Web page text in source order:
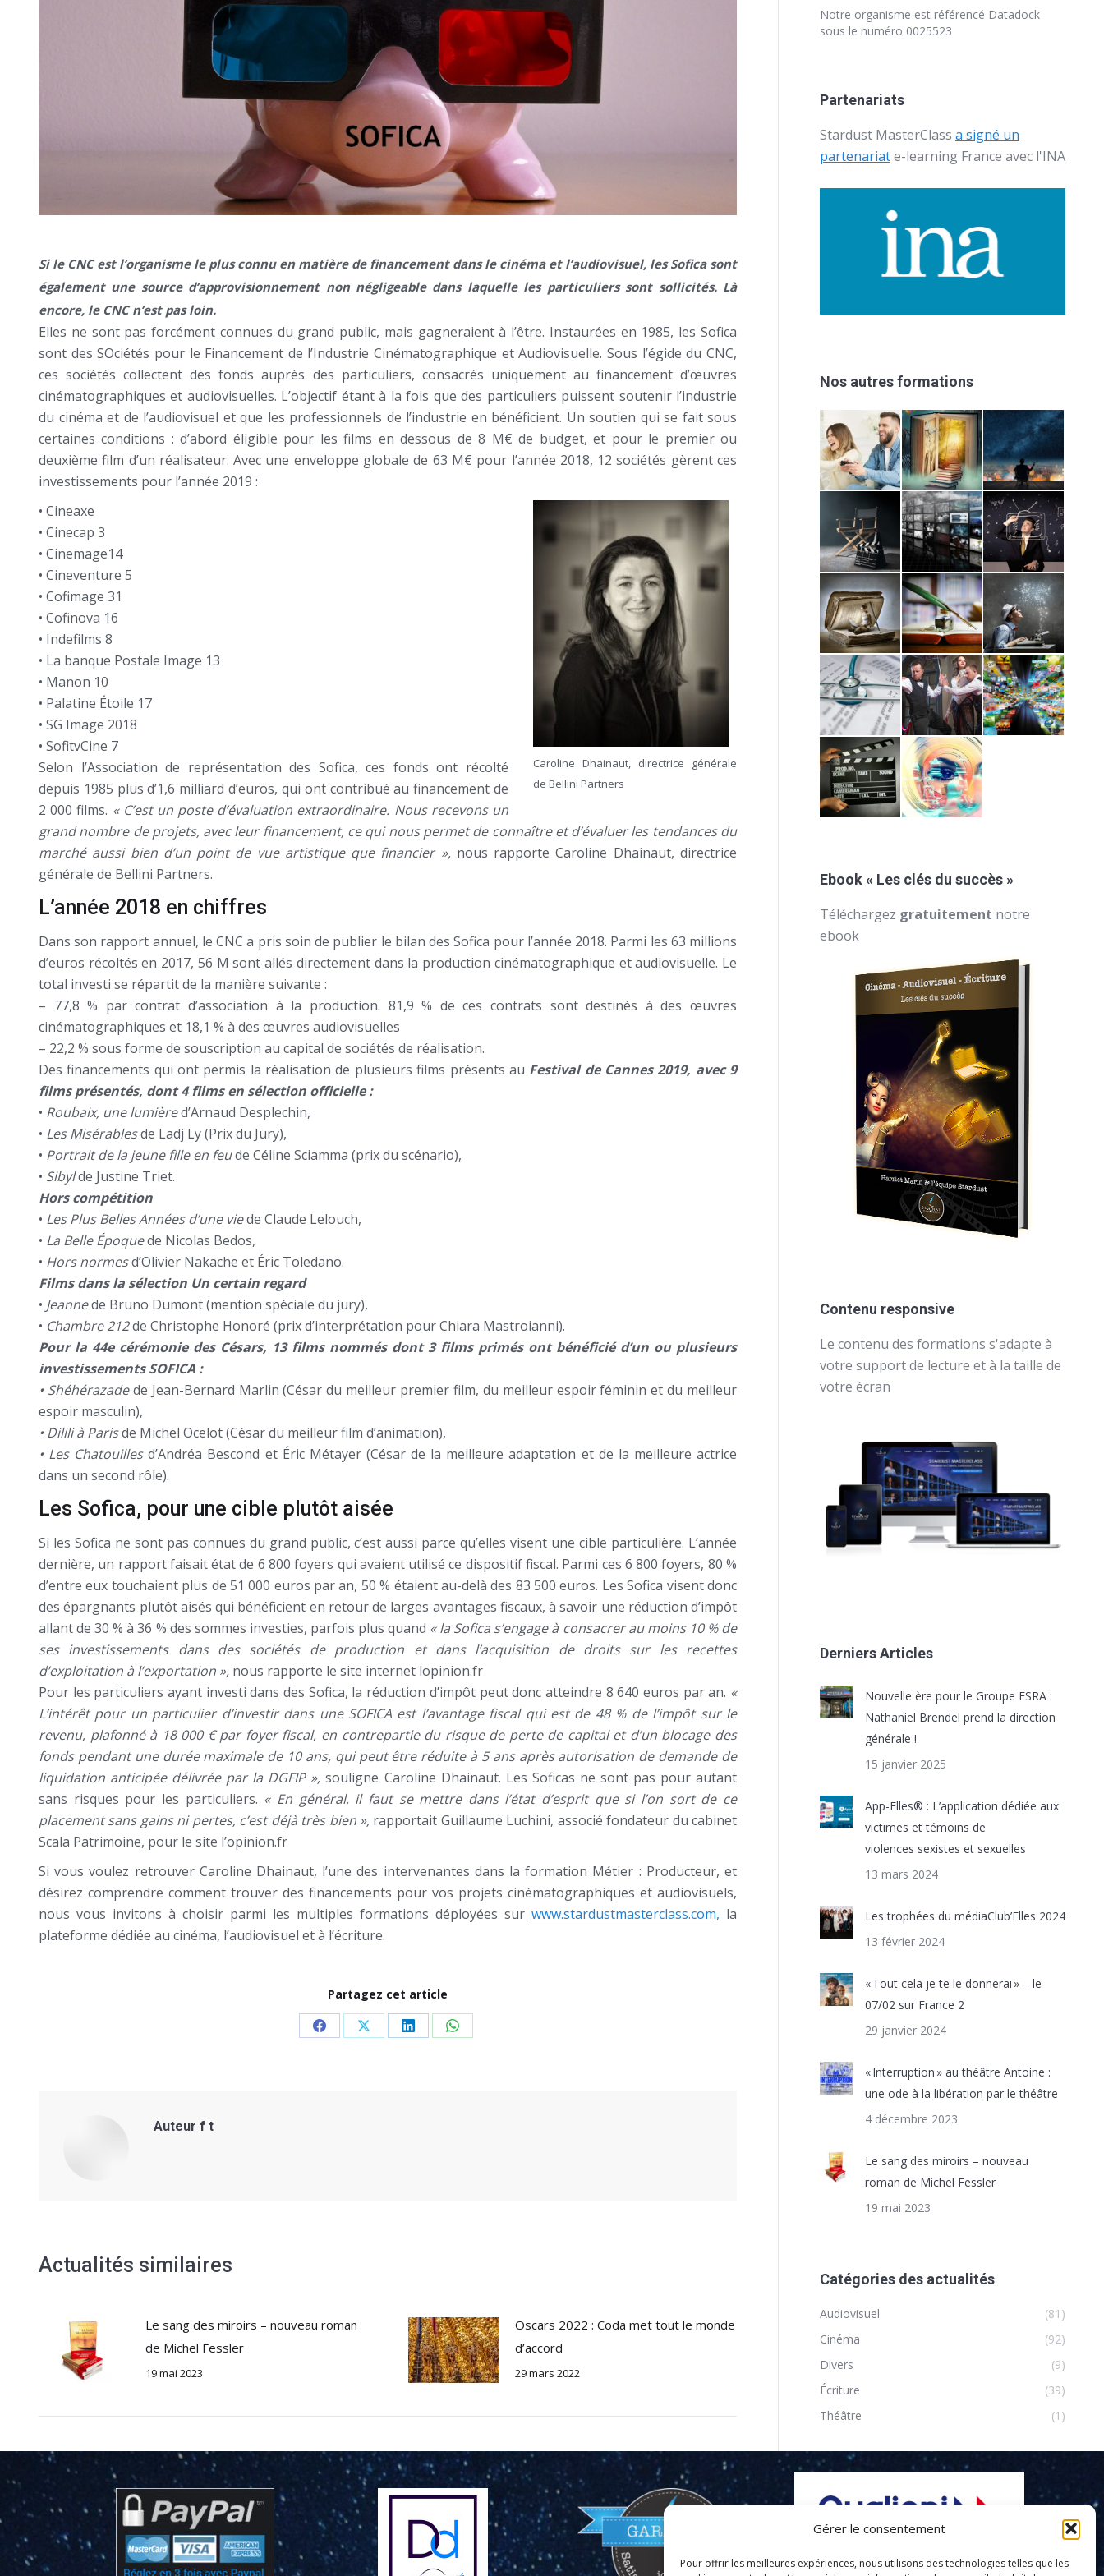
Gérer le consentement
Pour offrir les meilleures expériences, nous utilisons des technologies telles que les
Si le CNC est l’organisme le plus connu en matière de financement dans le cinéma et l’audiovisuel, les Sofica sont
également une source d’approvisionnement non négligeable dans laquelle les particuliers sont sollicités. Là
encore, le CNC n’est pas loin.
Elles ne sont pas forcément connues du grand public, mais gagneraient à l’être. Instaurées en 1985, les Sofica
sont des SOciétés pour le Financement de l’Industrie Cinématographique et Audiovisuelle. Sous l’égide du CNC,
ces sociétés collectent des fonds auprès des particuliers, consacrés uniquement au financement d’œuvres
cinématographiques et audiovisuelles. L’objectif étant à la fois que des particuliers puissent soutenir l’industrie
du cinéma et de l’audiovisuel et que les professionnels de l’industrie en bénéficient. Un soutien qui se fait sous
certaines conditions : d’abord éligible pour les films en dessous de 8 M€ de budget, et pour le premier ou
deuxième film d’un réalisateur. Avec une enveloppe globale de 63 M€ pour l’année 2018, 12 sociétés gèrent ces
investissements pour l’année 2019 :
Caroline Dhainaut, directrice générale
de Bellini Partners
• Cineaxe
• Cinecap 3
• Cinemage14
• Cineventure 5
• Cofimage 31
• Cofinova 16
• Indefilms 8
• La banque Postale Image 13
• Manon 10
• Palatine Étoile 17
• SG Image 2018
• SofitvCine 7
Selon l’Association de représentation des Sofica, ces fonds ont récolté
depuis 1985 plus d’1,6 milliard d’euros, qui ont contribué au financement de
2 000 films. « C’est un poste d’évaluation extraordinaire. Nous recevons un
grand nombre de projets, avec leur financement, ce qui nous permet de connaître et d’évaluer les tendances du
marché aussi bien d’un point de vue artistique que financier »,nous rapporte Caroline Dhainaut, directrice
générale de Bellini Partners.
L’année 2018 en chiffres
Dans son rapport annuel, le CNC a pris soin de publier le bilan des Sofica pour l’année 2018. Parmi les 63 millions
d’euros récoltés en 2017, 56 M sont allés directement dans la production cinématographique et audiovisuelle. Le
total investi se répartit de la manière suivante :
– 77,8 % par contrat d’association à la production. 81,9 % de ces contrats sont destinés à des œuvres
cinématographiques et 18,1 % à des œuvres audiovisuelles
– 22,2 % sous forme de souscription au capital de sociétés de réalisation.
Des financements qui ont permis la réalisation de plusieurs films présents au Festival de Cannes 2019, avec 9
films présentés, dont 4 films en sélection officielle :
• Roubaix, une lumièred’Arnaud Desplechin,
• Les Misérablesde Ladj Ly (Prix du Jury),
• Portrait de la jeune fille en feude Céline Sciamma (prix du scénario),
• Sibylde Justine Triet.
Hors compétition
• Les Plus Belles Années d’une viede Claude Lelouch,
• La Belle Époquede Nicolas Bedos,
• Hors normesd’Olivier Nakache et Éric Toledano.
Films dans la sélection Un certain regard
• Jeannede Bruno Dumont (mention spéciale du jury),
• Chambre 212de Christophe Honoré (prix d’interprétation pour Chiara Mastroianni).
Pour la 44e cérémonie des Césars, 13 films nommés dont 3 films primés ont bénéficié d’un ou plusieurs
investissements SOFICA :
• Shéhérazadede Jean-Bernard Marlin (César du meilleur premier film, du meilleur espoir féminin et du meilleur
espoir masculin),
•Dilili à Parisde Michel Ocelot (César du meilleur film d’animation),
• Les Chatouillesd’Andréa Bescond et Éric Métayer (César de la meilleure adaptation et de la meilleure actrice
dans un second rôle).
Les Sofica, pour une cible plutôt aisée
Si les Sofica ne sont pas connues du grand public, c’est aussi parce qu’elles visent une cible particulière. L’année
dernière, un rapport faisait état de 6 800 foyers qui avaient utilisé ce dispositif fiscal. Parmi ces 6 800 foyers, 80 %
d’entre eux touchaient plus de 51 000 euros par an, 50 % étaient au-delà des 83 500 euros. Les Sofica visent donc
des épargnants plutôt aisés qui bénéficient en retour de larges avantages fiscaux, à savoir une réduction d’impôt
allant de 30 % à 36 % des sommes investies, parfois plus quand « la Sofica s’engage à consacrer au moins 10 % de
ses investissements dans des sociétés de production et dans l’acquisition de droits sur les recettes
d’exploitation à l’exportation », nous rapporte le site internet lopinion.fr
Pour les particuliers ayant investi dans des Sofica, la réduction d’impôt peut donc atteindre 8 640 euros par an. «
L’intérêt pour un particulier d’investir dans une SOFICA est l’avantage fiscal qui est de 48 % de l’impôt sur le
revenu, plafonné à 18 000 € par foyer fiscal, en contrepartie du risque de perte de capital et d’un blocage des
fonds pendant une durée maximale de 10 ans, qui peut être réduite à 5 ans après autorisation de demande de
liquidation anticipée délivrée par la DGFIP »,souligne Caroline Dhainaut. Les Soficas ne sont pas pour autant
sans risques pour les particuliers. « En général, il faut se mettre dans l’état d’esprit que si l’on sort de ce
placement sans gains ni pertes, c’est déjà très bien », rapportait Guillaume Luchini, associé fondateur du cabinet
Scala Patrimoine, pour le site l’opinion.fr
Si vous voulez retrouver Caroline Dhainaut, l’une des intervenantes dans la formation Métier : Producteur, et
désirez comprendre comment trouver des financements pour vos projets cinématographiques et audiovisuels,
nous vous invitons à choisir parmi les multiples formations déployées sur www.stardustmasterclass.com, la
plateforme dédiée au cinéma, l’audiovisuel et à l’écriture.
Partagez cet article
Share Share Share Share
Auteur f t
Actualités similaires
Le sang des miroirs – nouveau roman
de Michel Fessler
19 mai 2023
Oscars 2022 : Coda met tout le monde
d’accord
29 mars 2022
Notre organisme est référencé Datadock
sous le numéro 0025523
Partenariats
Stardust MasterClass a signé un
partenariate-learning France avec l'INA
Nos autres formations
Ebook « Les clés du succès »
Téléchargez gratuitement notre
ebook
Contenu responsive
Le contenu des formations s'adapte à
votre support de lecture et à la taille de
votre écran
Derniers Articles
Nouvelle ère pour le Groupe ESRA :
Nathaniel Brendel prend la direction
générale !
15 janvier 2025
App-Elles® : L’application dédiée aux
victimes et témoins de
violences sexistes et sexuelles
13 mars 2024
Les trophées du médiaClub’Elles 2024
13 février 2024
« Tout cela je te le donnerai » – le
07/02 sur France 2
29 janvier 2024
« Interruption » au théâtre Antoine :
une ode à la libération par le théâtre
4 décembre 2023
Le sang des miroirs – nouveau
roman de Michel Fessler
19 mai 2023
Catégories des actualités
Audiovisuel
(81)
Cinéma
(92)
Divers
(9)
Écriture
(39)
Théâtre
(1)